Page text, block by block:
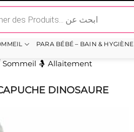
PARA BÉBÉ – BAIN & HYGIÈNE
🤱 Allaitement
DINOSAURE